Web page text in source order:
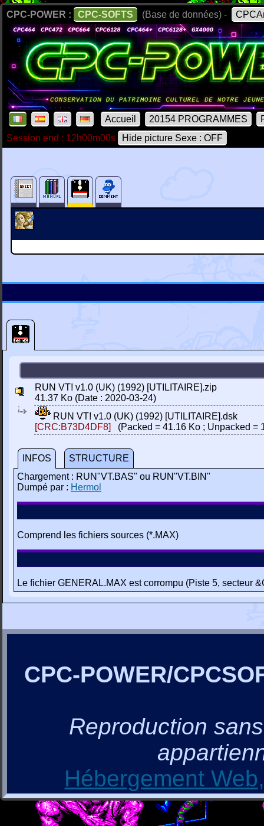
CPC-POWER : CPC-SOFTS (Base de données) -
Accueil 20154 PROGRAMMES
Session end : 12h00m00s
Hide picture Sexe : OFF
RUN VT! v1.0 (UK) (1992) [UTILITAIRE].zip
41.37 Ko (Date : 2020-03-24)
RUN VT! v1.0 (UK) (1992) [UTILITAIRE].dsk
[CRC:B73D4DF8]
(Packed = 41.16 Ko ; Unpacked =
INFOS
STRUCTURE
Chargement : RUN"VT.BAS" ou RUN"VT.BIN"
Dumpé par : Hermol
Comprend les fichiers sources (*.MAX)
Le fichier GENERAL.MAX est corrompu (Piste 5, secteur
CPC-POWER/
Reproduction
Hébergement